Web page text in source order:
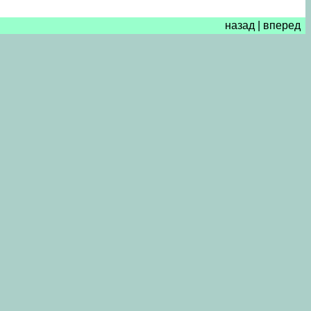
назад вперед